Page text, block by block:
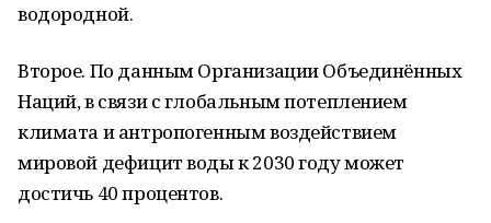
водородной.
Второе. По данным Организации Объединённых
Наций, в связи с глобальным потеплением
климата и антропогенным воздействием
мировой дефицит воды к 2030 году может
достичь 40 процентов.